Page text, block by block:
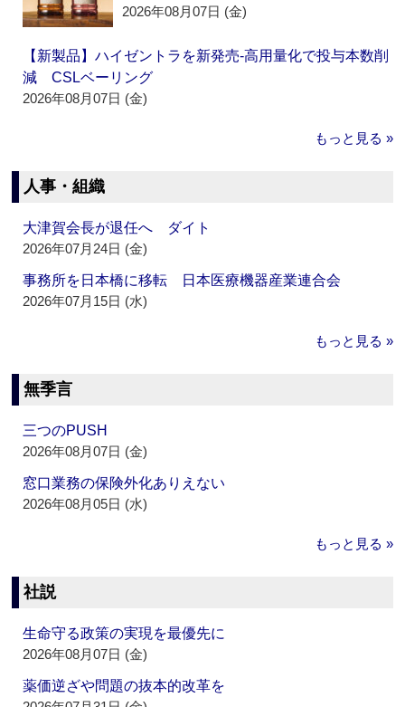
2026年08月07日 (金)
【新製品】ハイゼントラを新発売‐高用量化で投与本数削
減 CSLベーリング
2026年08月07日 (金)
もっと見る »
人事・組織
大津賀会長が退任へ ダイト
2026年07月24日 (金)
事務所を日本橋に移転 日本医療機器産業連合会
2026年07月15日 (水)
もっと見る »
無季言
三つのPUSH
2026年08月07日 (金)
窓口業務の保険外化ありえない
2026年08月05日 (水)
もっと見る »
社説
生命守る政策の実現を最優先に
2026年08月07日 (金)
薬価逆ざや問題の抜本的改革を